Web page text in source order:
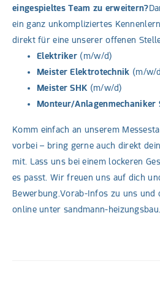
eingespieltes Team zu erweitern?
ein ganz unkompliziertes
direkt für eine unserer offenen
Elektriker (m/w/d)
Meister Elektrotechnik (m/w/
Meister SHK (m/w/d)
Monteur/Anlagenmechaniker
Komm einfach an unserem
vorbei – bring gerne auch direkt
mit. Lass uns bei einem lockeren
es passt. Wir freuen uns auf dich
Bewerbung.Vorab-Infos zu uns und
online unter sandmann-